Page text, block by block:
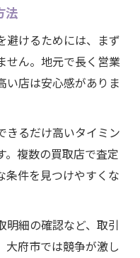
法
避けるためには、まず
せん。地元で長く営業
い店は安心感がありま
きるだけ高いタイミン
。複数の買取店で査定
条件を見つけやすくな
明細の確認など、取引
大府市では競争が激し